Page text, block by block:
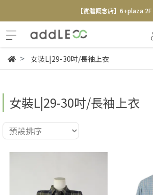
【實體概念店】6+plaza 2F
女裝L|29-30吋/長袖上衣
女裝L|29-30吋/長袖上衣